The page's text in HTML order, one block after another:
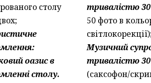
столу
оазис в
столу.
тривалістю
50 фото в
Музичний
тривалістю
(саксофон/